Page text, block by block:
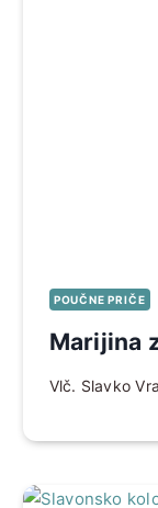
POUČNE PRIČE
Marijina
Vlč. Slavko